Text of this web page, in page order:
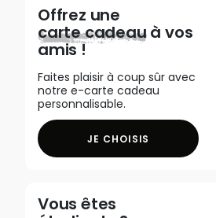
Offrez une
carte cadeauà vos
amis !
Faites plaisir à coup sûr avec
notre e-carte cadeau
personnalisable.
JE CHOISIS
Vous êtes